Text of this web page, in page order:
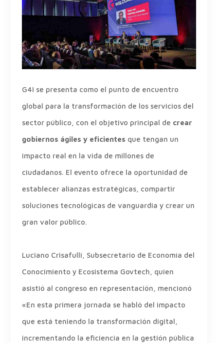
G4I se presenta como el punto de encuentro
global para la transformación de los servicios del
sector público, con el objetivo principal de crear
gobiernos ágiles y eficientes que tengan un
impacto real en la vida de millones de
ciudadanos. El evento ofrece la oportunidad de
establecer alianzas estratégicas, compartir
soluciones tecnológicas de vanguardia y crear un
gran valor público.
Luciano Crisafulli, Subsecretario de Economía del
Conocimiento y Ecosistema Govtech, quien
asistió al congreso en representación, mencionó
«En esta primera jornada se habló del impacto
que está teniendo la transformación digital,
incrementando la eficiencia en la gestión pública